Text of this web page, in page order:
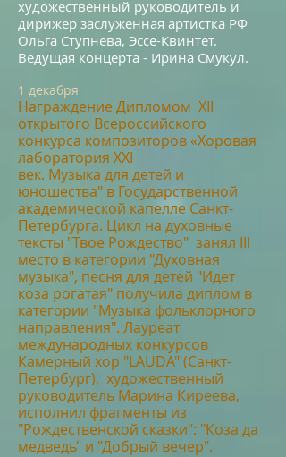
художественный руководитель и
дирижер заслуженная артистка РФ
Ольга Ступнева, Эссе-Квинтет.
Ведущая концерта - Ирина Смукул.
1 декабря
Награждение Дипломом XII
открытого Всероссийского
конкурса композиторов «Хоровая
лаборатория XXI
век. Музыка для детей и
юношества" в Государственной
академической капелле Санкт-
Петербурга. Цикл на духовные
тексты "Твое Рождество" занял III
место в категории "Духовная
музыка", песня для детей "Идет
коза рогатая" получила диплом в
категории "Музыка фольклорного
направления". Лауреат
международных конкурсов
Камерный хор "LAUDA" (Санкт-
Петербург), художественный
руководитель Марина Киреева,
исполнил фрагменты из
"Рождественской сказки": "Коза да
медведь" и "Добрый вечер".